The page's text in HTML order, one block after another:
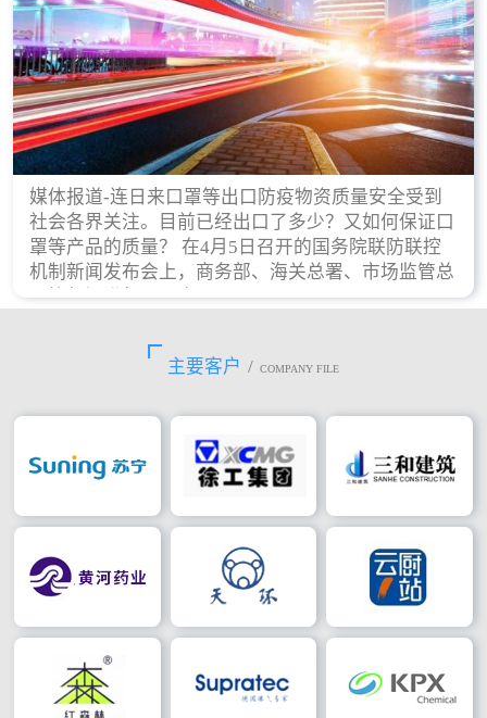
媒体报道-连日来口罩等出口防疫物资质量安全受到
社会各界关注。目前已经出口了多少？又如何保证口
罩等产品的质量？ 在4月5日召开的国务院联防联控
机制新闻发布会上，商务部、海关总署、市场监管总
局等部门进行了回应。
主要客户 / COMPANY FILE